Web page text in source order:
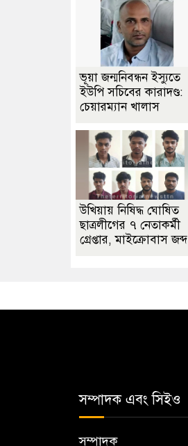
ভূয়া জন্মনিবন্ধন ইস্যুতে
ইউপি সচিবের কারাদণ্ড:
চেয়ারম্যান খালাস
উখিয়ায় নিষিদ্ধ ঘোষিত
ছাত্রলীগের ৭ নেতাকর্মী
গ্রেপ্তার, মাইক্রোবাস জব্দ
সম্পাদক এবং সিইও
সম্পাদক